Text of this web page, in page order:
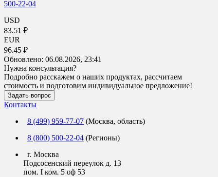
500-22-04
USD
83.51 ₽
EUR
96.45 ₽
Обновлено: 06.08.2026, 23:41
Нужна консультация?
Подробно расскажем о наших продуктах, рассчитаем
стоимость и подготовим индивидуальное предложение!
Задать вопрос
Контакты
8 (499) 959-77-07 (Москва, область)
8 (800) 500-22-04 (Регионы)
г. Москва
Подсосенский переулок д. 13
пом. I ком. 5 оф 53